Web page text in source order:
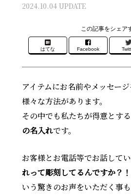
2024.10.04 UPDATE
この記事をシェア
はてな Facebook
アイテムにお名前やメッセー
様々な方法があります。
その中でも私たちが得意とする
の名入れです。
お客様とお電話等でお話してい
れって彫刻してるんですか？！
いう驚きのお声をいただく事